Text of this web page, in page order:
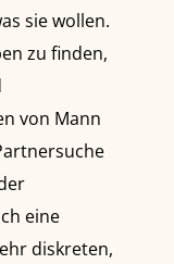
sie wollen.
zu finden,
von Mann
eine
diskreten,